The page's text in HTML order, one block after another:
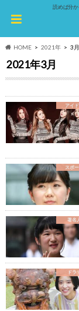
読めば分
HOME 2021年 3月
2021年3月
アイ
スポ
著名
ドラ